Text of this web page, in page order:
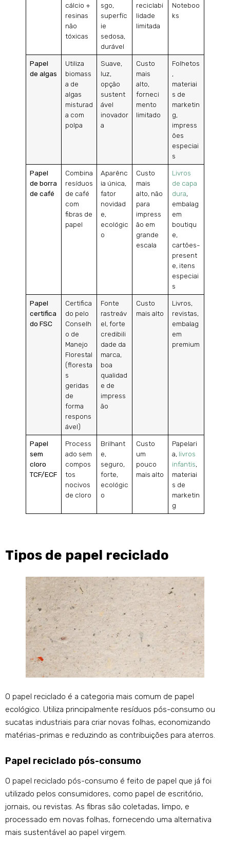
cálcio +
resinas
não
tóxicas
sgo,
superfíc
ie
sedosa,
durável
reciclabi
lidade
limitada
Noteboo
ks
Papel
de algas
Utiliza
biomass
a de
algas
misturad
a com
polpa
Suave,
luz,
opção
sustent
ável
inovador
a
Custo
mais
alto,
forneci
mento
limitado
Folhetos
,
materiai
s de
marketin
g,
impress
ões
especiai
s
Papel
de borra
de café
Combina
resíduos
de café
com
fibras de
papel
Aparênc
ia única,
fator
novidad
e,
ecológic
o
Custo
mais
alto, não
para
impress
ão em
grande
escala
Livros
de capa
dura,
embalag
em
boutiqu
e,
cartões-
present
e, itens
especiai
s
Papel
certifica
do FSC
Certifica
do pelo
Conselh
o de
Manejo
Florestal
(floresta
s
geridas
de
forma
respons
ável)
Fonte
rastreáv
el, forte
credibili
dade da
marca,
boa
qualidad
e de
impress
ão
Custo
mais alto
Livros,
revistas,
embalag
em
premium
Papel
sem
cloro
TCF/ECF
Process
ado sem
compos
tos
nocivos
de cloro
Brilhant
e,
seguro,
forte,
ecológic
o
Custo
um
pouco
mais alto
Papelari
a, livros
infantis,
materiai
s de
marketin
g
Tipos de papel reciclado
O papel reciclado é a categoria mais comum de papel
ecológico. Utiliza principalmente resíduos pós-consumo ou
sucatas industriais para criar novas folhas, economizando
matérias-primas e reduzindo as contribuições para aterros.
Papel reciclado pós-consumo
O papel reciclado pós-consumo é feito de papel que já foi
utilizado pelos consumidores, como papel de escritório,
jornais, ou revistas. As fibras são coletadas, limpo, e
processado em novas folhas, fornecendo uma alternativa
mais sustentável ao papel virgem.